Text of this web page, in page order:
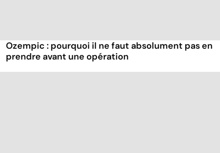
Ozempic : pourquoi il ne faut absolument pas en
prendre avant une opération